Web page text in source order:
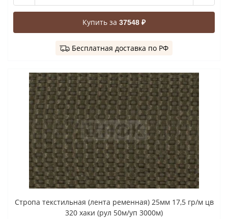
Купить за 37548 ₽
Бесплатная доставка по РФ
Стропа текстильная (лента ременная) 25мм 17,5 гр/м цв
320 хаки (рул 50м/уп 3000м)